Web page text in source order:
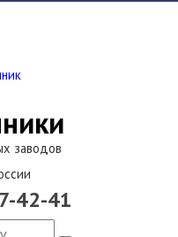
заводов
42-41